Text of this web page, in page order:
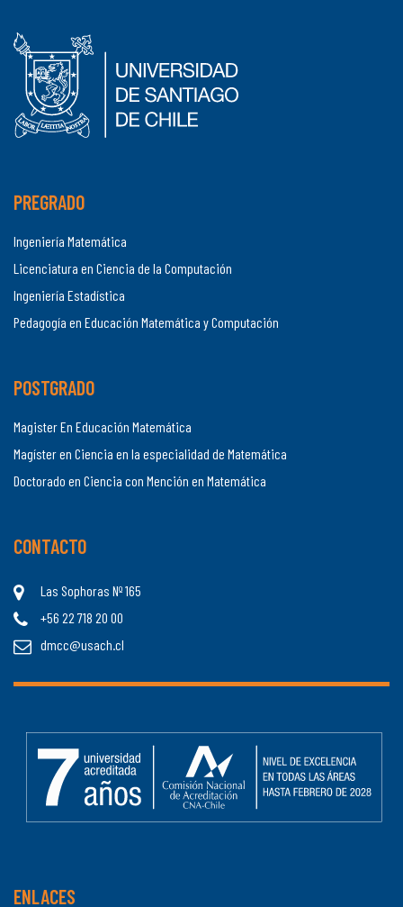
PREGRADO
Ingeniería Matemática
Licenciatura en Ciencia de la Computación
Ingeniería Estadística
Pedagogía en Educación Matemática y Computación
POSTGRADO
Magister En Educación Matemática
Magíster en Ciencia en la especialidad de Matemática
Doctorado en Ciencia con Mención en Matemática
CONTACTO
Las Sophoras Nº 165
+56 22 718 20 00
dmcc@usach.cl
ENLACES